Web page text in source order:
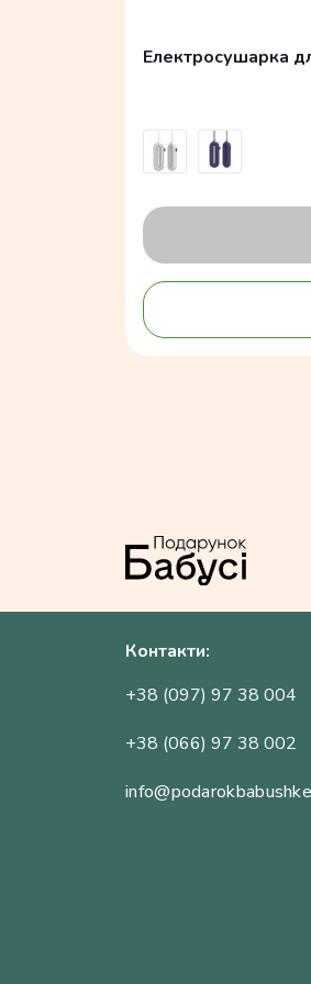
Електросушарка
Контакти:
+38 (097) 97 38 004
+38 (066) 97 38 002